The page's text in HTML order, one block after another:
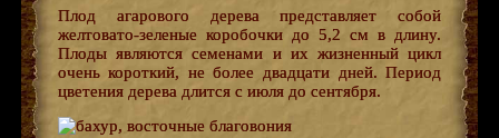
Плод агарового дерева представляет собой
желтовато-зеленые коробочки до 5,2 см в длину.
Плоды являются семенами и их жизненный цикл
очень короткий, не более двадцати дней. Период
цветения дерева длится с июля до сентября.